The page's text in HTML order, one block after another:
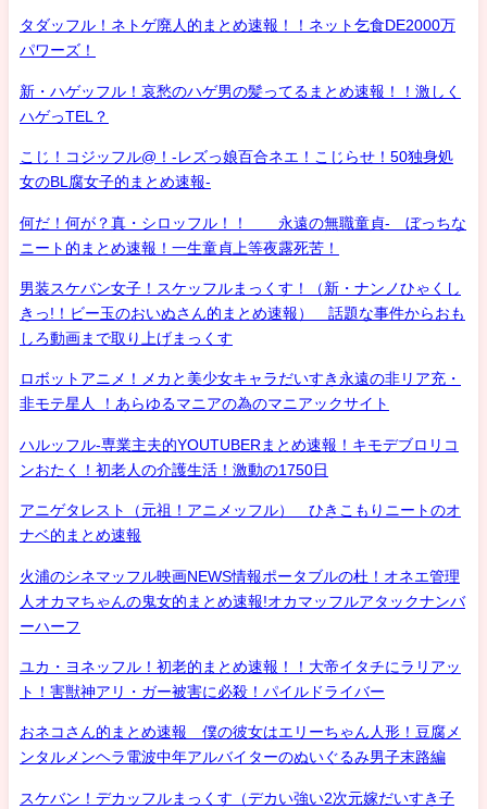
タダッフル！ネトゲ廃人的まとめ速報！！ネット乞食DE2000万
パワーズ！
新・ハゲッフル！哀愁のハゲ男の髪ってるまとめ速報！！激しく
ハゲっTEL？
こじ！コジッフル@！-レズっ娘百合ネエ！こじらせ！50独身処
女のBL腐女子的まとめ速報-
何だ！何が？真・シロッフル！！ 永遠の無職童貞- ぼっちな
ニート的まとめ速報！一生童貞上等夜露死苦！
男装スケバン女子！スケッフルまっくす！（新・ナンノひゃくし
きっ!！ビー玉のおいぬさん的まとめ速報） 話題な事件からおも
しろ動画まで取り上げまっくす
ロボットアニメ！メカと美少女キャラだいすき永遠の非リア充・
非モテ星人 ！あらゆるマニアの為のマニアックサイト
ハルッフル-専業主夫的YOUTUBERまとめ速報！キモデブロリコ
ンおたく！初老人の介護生活！激動の1750日
アニゲタレスト（元祖！アニメッフル） ひきこもりニートのオ
ナベ的まとめ速報
火浦のシネマッフル映画NEWS情報ポータブルの杜！オネエ管理
人オカマちゃんの鬼女的まとめ速報!オカマッフルアタックナンバ
ーハーフ
ユカ・ヨネッフル！初老的まとめ速報！！大帝イタチにラリアッ
ト！害獣神アリ・ガー被害に必殺！パイルドライバー
おネコさん的まとめ速報 僕の彼女はエリーちゃん人形！豆腐メ
ンタルメンヘラ電波中年アルバイターのぬいぐるみ男子末路編
スケバン！デカッフルまっくす（デカい強い2次元嫁だいすき子